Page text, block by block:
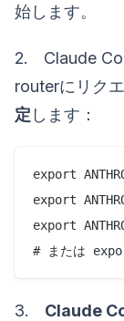
始します。
2. Claude
routerにリク
定 します：
export
export
export
3. Claude